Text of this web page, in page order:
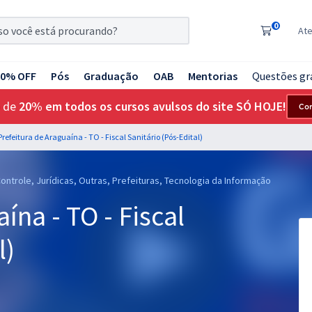
0
OFF Pós Graduação OAB Mentorias Questões
de 20% em todos os cursos avulsos do site SÓ HOJE!
de Araguaína - TO - Fiscal Sanitário (Pós-Edital)
Jurídicas, Outras, Prefeituras, Tecnologia da Informação
- TO - Fiscal